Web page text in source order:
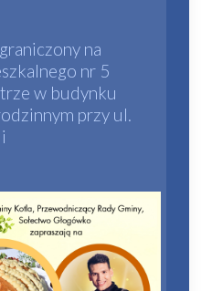
na
nr 5
w budynku
przy ul.